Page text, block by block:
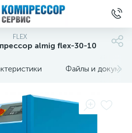
FLEX
almig flex-30-10
Файлы и